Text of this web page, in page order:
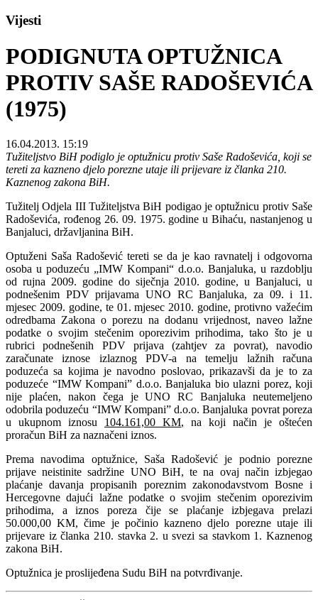
Vijesti
PODIGNUTA OPTUŽNICA
PROTIV SAŠE RADOŠEVIĆA
(1975)
16.04.2013. 15:19
Тužiteljstvo BiH podiglo je optužnicu protiv Saše Radoševića, koji se
tereti za kazneno djelo porezne utaje ili prijevare iz članka 210.
Kaznenog zakona BiH.
Tužitelj Odjela III Tužiteljstva BiH podigao je optužnicu protiv Saše
Radoševića, rođenog 26. 09. 1975. godine u Bihaću, nastanjenog u
Banjaluci, državljanina BiH.
Optuženi Saša Radošević tereti se da je kao ravnatelj i odgovorna
osoba u poduzeću „IMW Kompani“ d.o.o. Banjaluka, u razdoblju
od rujna 2009. godine do siječnja 2010. godine, u Banjaluci, u
podnešenim PDV prijavama UNO RC Banjaluka, za 09. i 11.
mjesec 2009. godine, te 01. mjesec 2010. godine, protivno važećim
odredbama Zakona o porezu na dodanu vrijednost, naveo lažne
podatke o svojim stečenim oporezivim prihodima, tako što je u
rubrici podnešenih PDV prijava (zahtjev za povrat), navodio
zaračunate iznose izlaznog PDV-a na temelju lažnih računa
poduzeća sa kojima je navodno poslovao, prikazavši da je to za
poduzeće “IMW Kompani” d.o.o. Banjaluka bio ulazni porez, koji
nije plaćen, nakon čega je UNO RC Banjaluka neutemeljeno
odobrila poduzeću “IMW Kompani” d.o.o. Banjaluka povrat poreza
u ukupnom iznosu 104.161,00 KM, na koji način je oštećen
proračun BiH za naznačeni iznos.
Prema navodima optužnice, Saša Radošević je podnio porezne
prijave neistinite sadržine UNO BiH, te na ovaj način izbjegao
plaćanje davanja propisanih poreznim zakonodavstvom Bosne i
Hercegovne dajući lažne podatke o svojim stečenim oporezivim
prihodima, a iznos poreza čije se plaćanje izbjegava prelazi
50.000,00 KM, čime je počinio kazneno djelo porezne utaje ili
prijevare iz članka 210. stavka 2. u svezi sa stavkom 1. Kaznenog
zakona BiH.
Optužnica je proslijeđena Sudu BiH na potvrđivanje.